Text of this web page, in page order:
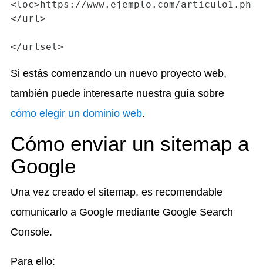
<loc>https://www.ejemplo.com/
</url>
Si estás comenzando un nuevo proyecto web,
también puede interesarte nuestra guía sobre
cómo elegir un dominio web.
Cómo enviar un sitemap a
Google
Una vez creado el sitemap, es recomendable
comunicarlo a Google mediante Google Search
Console.
Para ello: